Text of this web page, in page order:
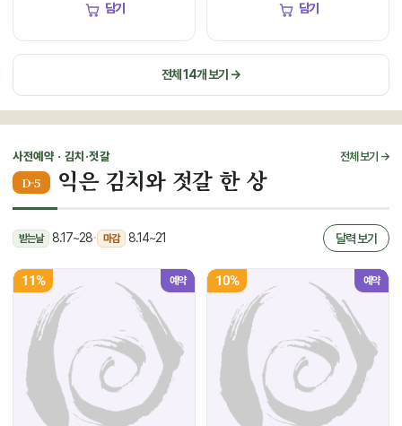
담기 담기
전체 14개 보기 →
사전예약 · 김치·젓갈 전체 보기 →
D-5 익은 김치와 젓갈 한 상
받는날 8.17~28· 마감 8.14~21 달력 보기
11% 예약 10% 예약